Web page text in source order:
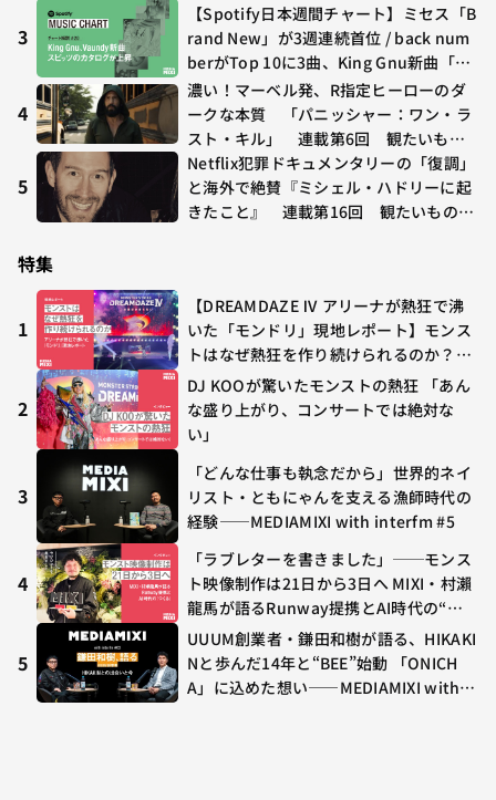
3
【Spotify日本週間チャート】ミセス「B
rand New」が3週連続首位 / back num
berがTop 10に3曲、King Gnu新曲「G
O GHOST」が初登場〜集計期間：2026
年7/24〜7/30
4
濃い！マーベル発、R指定ヒーローのダ
ークな本質 「パニッシャー：ワン・ラ
スト・キル」 連載第6回 観たいもの
が多すぎる～稲垣貴俊の配信時評
5
Netflix犯罪ドキュメンタリーの「復調」
と海外で絶賛『ミシェル・ハドリーに起
きたこと』 連載第16回 観たいものが
特集
1
【DREAMDAZE Ⅳ アリーナが熱狂で沸
いた「モンドリ」現地レポート】モンス
トはなぜ熱狂を作り続けられるのか？コ
ラボ初の“真獣神化”やDJ KOO、てつ
や、兎田ぺこら、壱百満天原サロメらも
集結
2
DJ KOOが驚いたモンストの熱狂 「あん
な盛り上がり、コンサートでは絶対な
い」
3
「どんな仕事も執念だから」世界的ネイ
リスト・ともにゃんを支える漁師時代の
経験——MEDIAMIXI with interfm #5
4
「ラブレターを書きました」──モンス
ト映像制作は21日から3日へ MIXI・村瀨
龍馬が語るRunway提携とAI時代の“つ
くる”
5
UUUM創業者・鎌田和樹が語る、HIKAKI
Nと歩んだ14年と“BEE”始動 「ONICH
A」に込めた想い——MEDIAMIXI with in